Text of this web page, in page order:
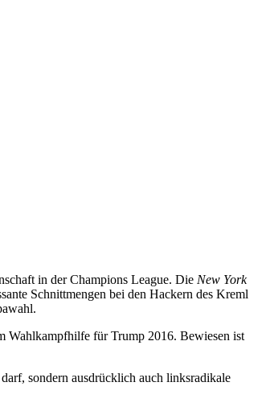
in der Champions League. Die New York
Schnittmengen bei den Hackern des Kreml
Wahlkampfhilfe für Trump 2016. Bewiesen ist
sondern ausdrücklich auch linksradikale